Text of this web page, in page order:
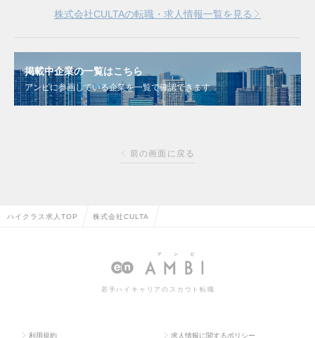
株式会社CULTAの転職・求人情報一覧を見る
掲載中企業の一覧はこちら
アンビに参画している企業を一覧で確認できます
前の画面に戻る
ハイクラス求人TOP 株式会社CULTA
若手ハイキャリアのスカウト転職
利用規約 求人情報に関するポリシー